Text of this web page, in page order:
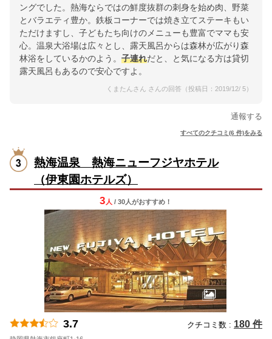
ングでした。熱海ならではの鮮度抜群の刺身を始め肉、野菜
とバラエティ豊か。鉄板コーナーでは焼き立てステーキもい
ただけますし、子どもたち向けのメニューも豊富でママも安
心。温泉大浴場は広々とし、露天風呂からは森林が広がり森
林浴をしているかのよう。 子連れだと、と気になる方は貸切
露天風呂もあるので安心ですよ。
くまたんさん さんの回答（投稿日：2019/12/ 5）
通報する
すべてのクチコミ(6 件)をみる
熱海温泉 熱海ニューフジヤホテル
（伊東園ホテルズ）
3 人 / 30人がおすすめ！
3.7 クチコミ数 : 180 件